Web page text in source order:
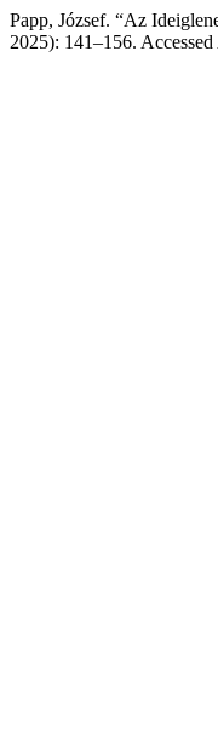
Papp, József. “Az
2025): 141–156.